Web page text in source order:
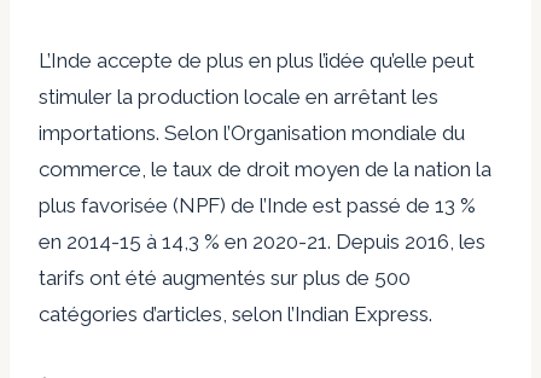
L’Inde accepte de plus en plus l’idée qu’elle peut
stimuler la production locale en arrêtant les
importations. Selon l’Organisation mondiale du
commerce, le taux de droit moyen de la nation la
plus favorisée (NPF) de l’Inde est passé de 13 %
en 2014-15 à 14,3 % en 2020-21. Depuis 2016, les
tarifs ont été augmentés sur plus de 500
catégories d’articles, selon l’Indian Express.